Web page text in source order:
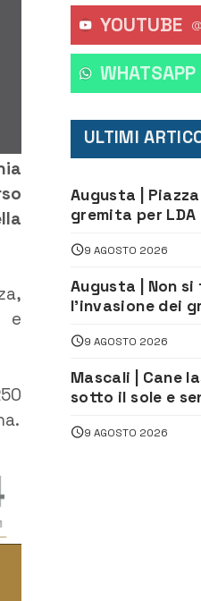
e
YOUTUBE
WHATSAPP
ULTIMI
Augusta |
gremita per LDA
ed emozioni per
“Augusta
9 AGOSTO 2026
Augusta | Non si
l’invasione dei
9 AGOSTO 2026
Mascali | Cane
sotto il sole e
denunciano
9 AGOSTO 2026